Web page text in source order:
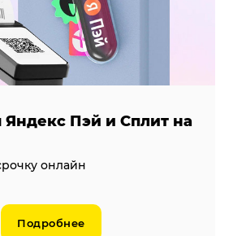
Яндекс Пэй и Сплит на
онлайн
Подробнее